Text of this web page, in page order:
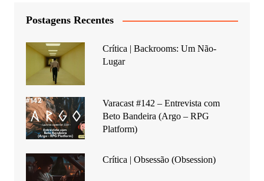
Postagens Recentes
Crítica | Backrooms: Um Não-
Lugar
Varacast #142 – Entrevista com
Beto Bandeira (Argo – RPG
Platform)
Crítica | Obsessão (Obsession)